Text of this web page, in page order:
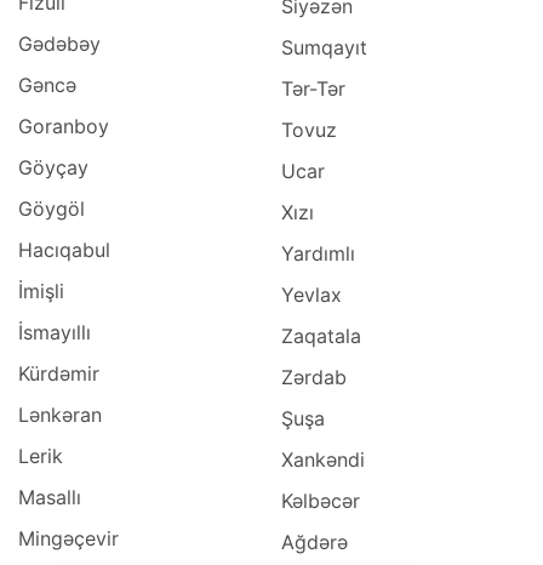
Gədəbəy
Gəncə
Goranboy
Göyçay
Göygöl
Hacıqabul
İmişli
İsmayıllı
Kürdəmir
Lənkəran
Lerik
Masallı
Mingəçevir
Siyəzən
Sumqayıt
Tər-Tər
Tovuz
Ucar
Xızı
Yardımlı
Yevlax
Zaqatala
Zərdab
Şuşa
Xankəndi
Kəlbəcər
Ağdərə